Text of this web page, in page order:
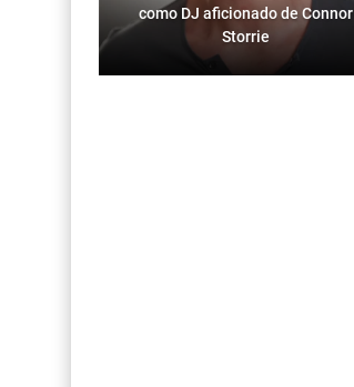
como DJ aficionado de Connor
Storrie